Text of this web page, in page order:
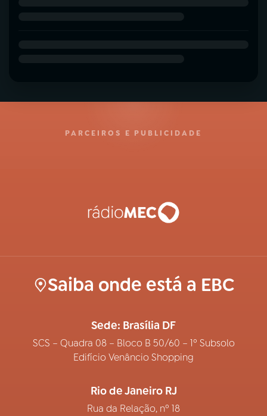
PARCEIROS E PUBLICIDADE
Saiba onde está a EBC
Sede: Brasília DF
SCS – Quadra 08 – Bloco B 50/60 – 1º Subsolo
Edifício Venâncio Shopping
Rio de Janeiro RJ
Rua da Relação, nº 18